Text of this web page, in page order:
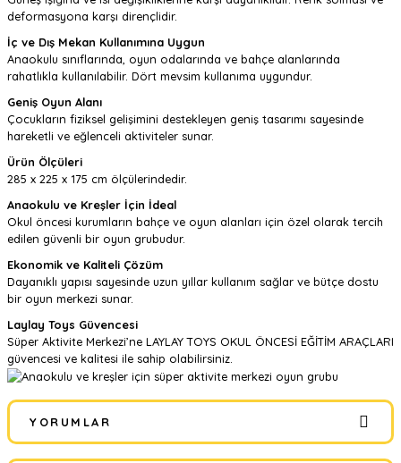
deformasyona karşı dirençlidir.
İç ve Dış Mekan Kullanımına Uygun
Anaokulu sınıflarında, oyun odalarında ve bahçe alanlarında
rahatlıkla kullanılabilir. Dört mevsim kullanıma uygundur.
Geniş Oyun Alanı
Çocukların fiziksel gelişimini destekleyen geniş tasarımı sayesinde
hareketli ve eğlenceli aktiviteler sunar.
Ürün Ölçüleri
285 x 225 x 175 cm ölçülerindedir.
Anaokulu ve Kreşler İçin İdeal
Okul öncesi kurumların bahçe ve oyun alanları için özel olarak tercih
edilen güvenli bir oyun grubudur.
Ekonomik ve Kaliteli Çözüm
Dayanıklı yapısı sayesinde uzun yıllar kullanım sağlar ve bütçe dostu
bir oyun merkezi sunar.
Laylay Toys Güvencesi
Süper Aktivite Merkezi’ne LAYLAY TOYS OKUL ÖNCESİ EĞİTİM ARAÇLARI
güvencesi ve kalitesi ile sahip olabilirsiniz.
YORUMLAR